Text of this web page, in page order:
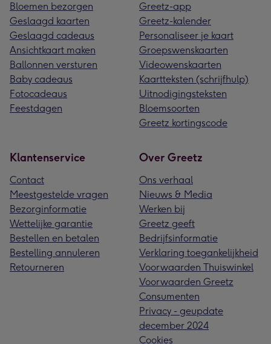
Bloemen bezorgen
Geslaagd kaarten
Geslaagd cadeaus
Ansichtkaart maken
Ballonnen versturen
Baby cadeaus
Fotocadeaus
Feestdagen
Greetz-app
Greetz-kalender
Personaliseer je kaart
Groepswenskaarten
Videowenskaarten
Kaartteksten (schrijfhulp)
Uitnodigingsteksten
Bloemsoorten
Greetz kortingscode
Klantenservice
Contact
Meestgestelde vragen
Bezorginformatie
Wettelijke garantie
Bestellen en betalen
Bestelling annuleren
Retourneren
Over Greetz
Ons verhaal
Nieuws & Media
Werken bij
Greetz geeft
Bedrijfsinformatie
Verklaring toegankelijkheid
Voorwaarden Thuiswinkel
Voorwaarden Greetz
Consumenten
Privacy - geupdate
december 2024
Cookies